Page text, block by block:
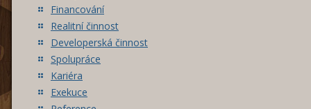
Financování
Realitní činnost
Developerská činnost
Spolupráce
Kariéra
Exekuce